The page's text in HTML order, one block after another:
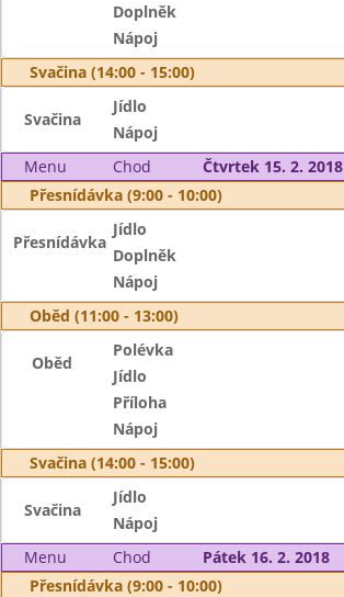
Doplněk
Nápoj
Svačina (14:00 - 15:00)
Svačina
Jídlo
Nápoj
Menu
Chod
Čtvrtek 15. 2. 2018
Přesnídávka (9:00 - 10:00)
Přesnídávka
Jídlo
Doplněk
Nápoj
Oběd (11:00 - 13:00)
Oběd
Polévka
Jídlo
Příloha
Nápoj
Svačina (14:00 - 15:00)
Svačina
Jídlo
Nápoj
Menu
Chod
Pátek 16. 2. 2018
Přesnídávka (9:00 - 10:00)